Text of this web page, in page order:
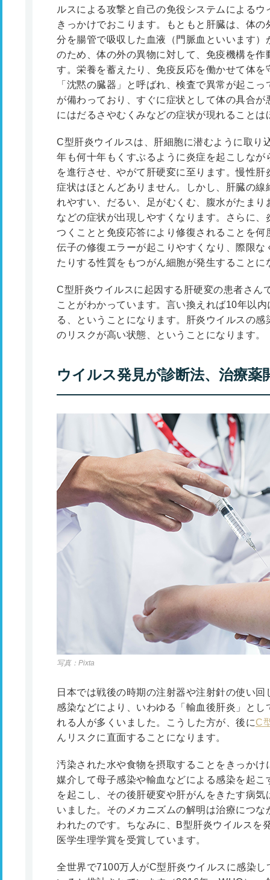
ルスによる攻撃と自己の免役システムによる
きっかけでおこります。もともと肝臓は、体
分を腸管で吸収した血液（門脈血といいます
のため、体の外の異物に対して、免疫機構を
す。栄養を蓄えたり、免疫反応を働かせて体
「沈黙の臓器」と呼ばれ、検査で異常が起こ
が備わっており、すぐに症状として体の具合
にはだるさやむくみなどの症状が現れることは
C型肝炎ウイルスは、肝細胞に潜むように取り
年も何十年もくすぶるように炎症を起こしな
を進行させ、やがて肝硬変に至ります。慢性
症状はほとんどありません。しかし、肝臓の
れやすい、だるい、足がむくむ、腹水がたま
などの症状が出現しやすくなります。さらに
つくことと免疫応答により修復されることを
伝子の修復エラーが起こりやすくなり、際限
たりする性質をもつがん細胞が発生することに
C型肝炎ウイルスに起因する肝硬変の患者さん
ことがわかっています。言い換えれば10年以
る、ということになります。肝炎ウイルスの
のリスクが高い状態、ということになります。
ウイルス発見が診断法、治療薬
写真：Pixta
日本では戦後の時期の注射器や注射針の使い
感染などにより、いわゆる「輸血後肝炎」と
れる人が多くいました。こうした方が、後にC
んリスクに直面することになります。
汚染された水や食物を摂取することをきっか
媒介して母子感染や輸血などによる感染を起こ
を起こし、その後肝硬変や肝がんをきたす病
いました。そのメカニズムの解明は治療につ
われたのです。ちなみに、B型肝炎ウイルスを
医学生理学賞を受賞しています。
全世界で7100万人がC型肝炎ウイルスに感染